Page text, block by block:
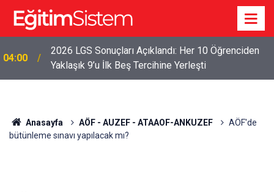
04:00
2026 LGS Sonuçları Açıklandı: Her 10 Öğrenciden
Yaklaşık 9’u İlk Beş Tercihine Yerleşti
Anasayfa AÖF - AUZEF - ATAAOF-ANKUZEF
AÖF'de
bütünleme sınavı yapılacak mı?